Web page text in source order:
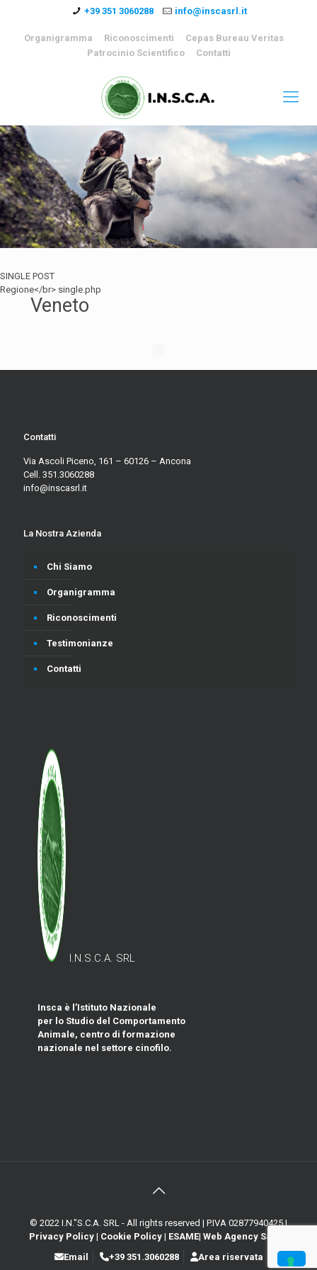
+39 351 3060288 info@inscasrl.it
Organigramma Riconoscimenti
Cepas Bureau Veritas
Patrocinio Scientifico
Contatti
SINGLE POST
Regione</br> single.php
Veneto
Contatti
Via Ascoli Piceno, 161 – 60126 – Ancona
Cell. 351.3060288
info@inscasrl.it
La Nostra Azienda
Chi Siamo
Organigramma
Riconoscimenti
Testimonianze
Contatti
I.N.S.C.A. SRL
Insca è l’Istituto Nazionale
per lo Studio del Comportamento
Animale, centro di formazione
nazionale nel settore cinofilo.
© 2022 I.N."S.C.A. SRL - All rights reserved | P.IVA 02877940425 |
Privacy Policy | Cookie Policy | ESAME| Web Agency Sanna
Email
+39 351.3060288 Area riservata